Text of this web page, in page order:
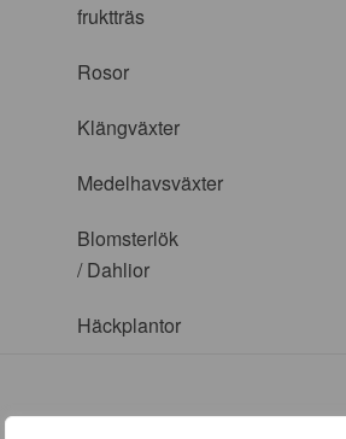
fruktträs
Rosor
Klängväxter
Medelhavsväxter
Blomsterlök
/ Dahlior
Häckplantor